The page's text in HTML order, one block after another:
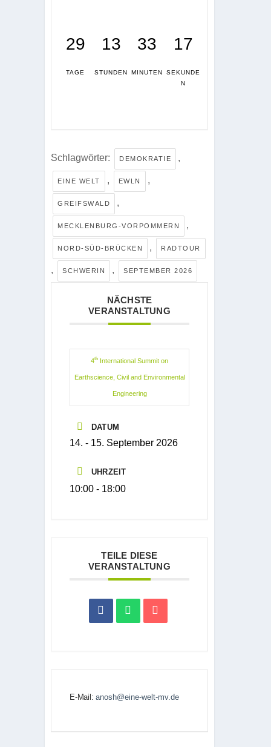
29
TAGE
13
STUNDEN
33
MINUTEN
17
SEKUNDE
N
Schlagwörter: DEMOKRATIE ,
EINE WELT , EWLN ,
GREIFSWALD ,
MECKLENBURG-VORPOMMERN ,
NORD-SÜD-BRÜCKEN , RADTOUR
, SCHWERIN , SEPTEMBER 2026
NÄCHSTE
VERANSTALTUNG
4th International Summit on
Earthscience, Civil and Environmental
Engineering
DATUM
14. - 15. September 2026
UHRZEIT
10:00 - 18:00
TEILE DIESE
VERANSTALTUNG
E-Mail:anosh@eine-welt-mv.de